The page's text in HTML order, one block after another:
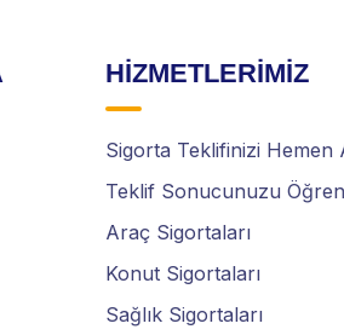
HİZMETLERİMİZ
Sigorta Teklifinizi Hemen
Teklif Sonucunuzu
Araç Sigortaları
Konut Sigortaları
Sağlık Sigortaları